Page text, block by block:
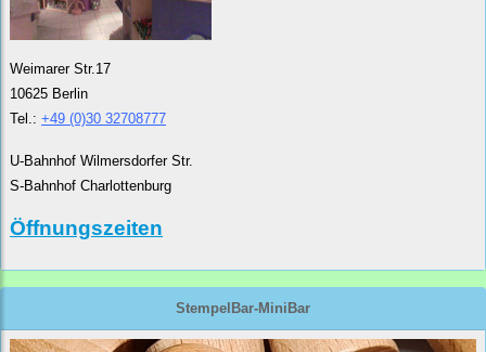
Weimarer Str.17
10625 Berlin
Tel.: +49 (0)30 32708777
U-Bahnhof Wilmersdorfer Str.
S-Bahnhof Charlottenburg
Öffnungszeiten
StempelBar-MiniBar